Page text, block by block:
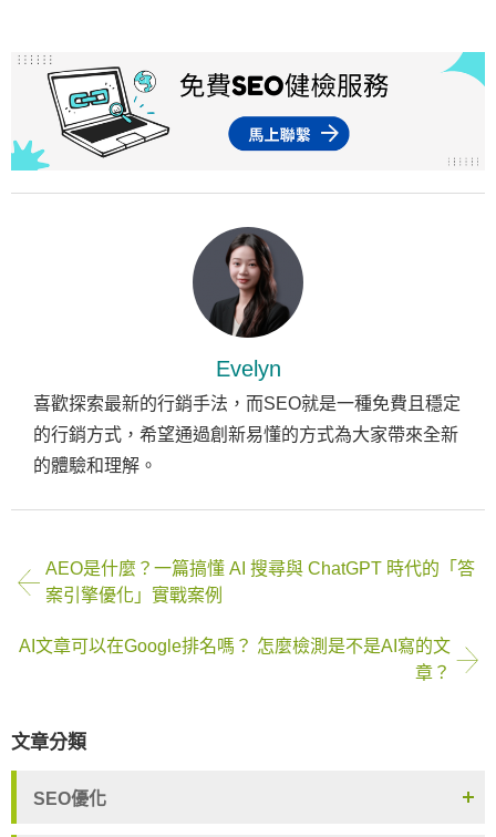
Evelyn
喜歡探索最新的行銷手法，而SEO就是一種免費且穩定
的行銷方式，希望通過創新易懂的方式為大家帶來全新
的體驗和理解。
AEO是什麼？一篇搞懂 AI 搜尋與 ChatGPT 時代的「答
案引擎優化」實戰案例
AI文章可以在Google排名嗎？ 怎麼檢測是不是AI寫的文
章？
文章分類
SEO優化